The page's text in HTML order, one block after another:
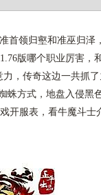
首领归壑和准巫归泽
版哪个职业厉害，
，传奇这边一共抓
蛛方式，地盘入侵黑
开服表，看牛魔斗士